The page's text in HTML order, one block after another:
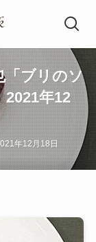
「ブリのソ
2021年12
年12月18日